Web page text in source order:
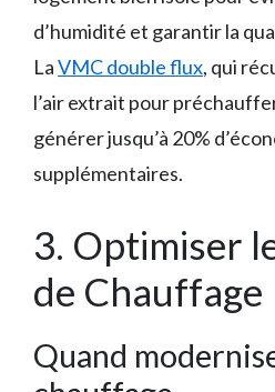
d’humidité et garantir la
LaVMC double flux, qui
l’air extrait pour
générer jusqu’à 20%
supplémentaires.
3. Optimiser
de Chauffage
Quand